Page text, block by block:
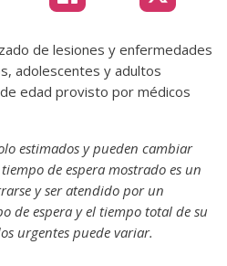
de lesiones y enfermedades
adolescentes y adultos
edad provisto por médicos
estimados y pueden cambiar
de espera mostrado es un
y ser atendido por un
de espera y el tiempo total de su
urgentes puede variar.